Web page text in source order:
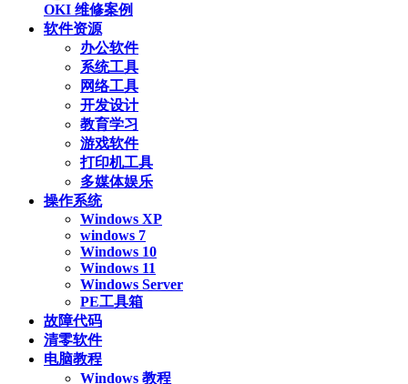
OKI 维修案例
软件资源
办公软件
系统工具
网络工具
开发设计
教育学习
游戏软件
打印机工具
多媒体娱乐
操作系统
Windows XP
windows 7
Windows 10
Windows 11
Windows Server
PE工具箱
故障代码
清零软件
电脑教程
Windows 教程